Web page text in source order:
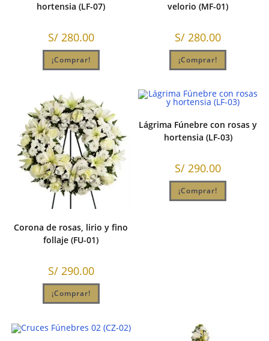
hortensia (LF-07)
S/280.00
¡Comprar!
velorio (MF-01)
S/ 280.00
¡Comprar!
Corona de rosas, lirio y fino
follaje (FU-01)
S/290.00
¡Comprar!
Lágrima Fúnebre con rosas y
hortensia (LF-03)
S/ 290.00
¡Comprar!